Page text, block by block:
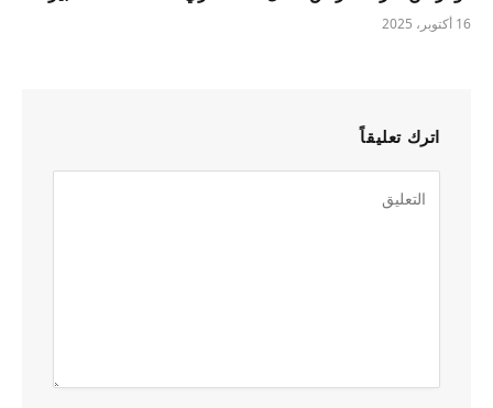
16 أكتوبر، 2025
اترك تعليقاً